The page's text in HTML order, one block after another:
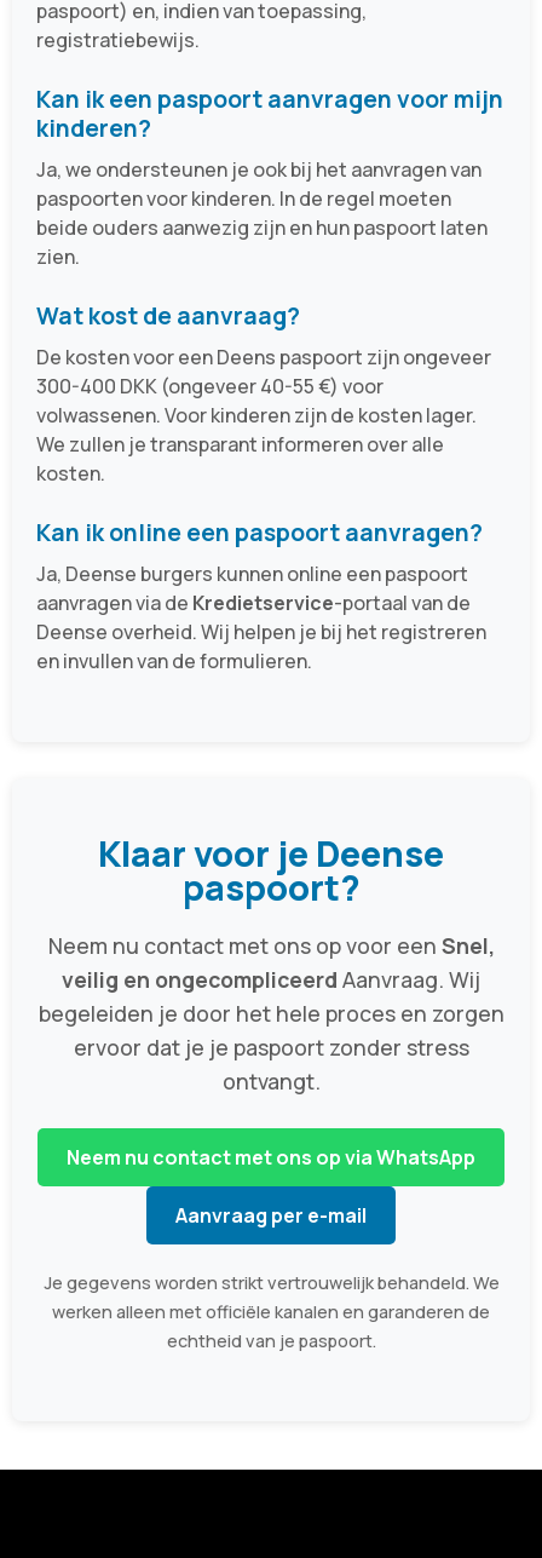
paspoort) en, indien van toepassing,
registratiebewijs.
Kan ik een paspoort aanvragen voor mijn
kinderen?
Ja, we ondersteunen je ook bij het aanvragen van
paspoorten voor kinderen. In de regel moeten
beide ouders aanwezig zijn en hun paspoort laten
zien.
Wat kost de aanvraag?
De kosten voor een Deens paspoort zijn ongeveer
300-400 DKK (ongeveer 40-55 €) voor
volwassenen. Voor kinderen zijn de kosten lager.
We zullen je transparant informeren over alle
kosten.
Kan ik online een paspoort aanvragen?
Ja, Deense burgers kunnen online een paspoort
aanvragen via de Kredietservice-portaal van de
Deense overheid. Wij helpen je bij het registreren
en invullen van de formulieren.
Klaar voor je Deense
paspoort?
Neem nu contact met ons op voor een Snel,
veilig en ongecompliceerd Aanvraag. Wij
begeleiden je door het hele proces en zorgen
ervoor dat je je paspoort zonder stress
ontvangt.
Neem nu contact met ons op via WhatsApp
Aanvraag per e-mail
Je gegevens worden strikt vertrouwelijk behandeld. We
werken alleen met officiële kanalen en garanderen de
echtheid van je paspoort.